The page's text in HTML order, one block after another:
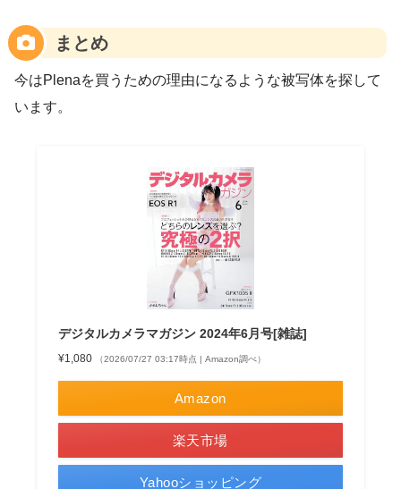
まとめ
今はPlenaを買うための理由になるような被写体を探して
います。
デジタルカメラマガジン 2024年6月号[雑誌]
¥1,080 （2026/07/27 03:17時点 | Amazon調べ）
Amazon
楽天市場
Yahooショッピング